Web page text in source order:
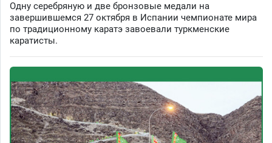
Одну серебряную и две бронзовые медали на
завершившемся 27 октября в Испании чемпионате мира
по традиционному каратэ завоевали туркменские
каратисты.